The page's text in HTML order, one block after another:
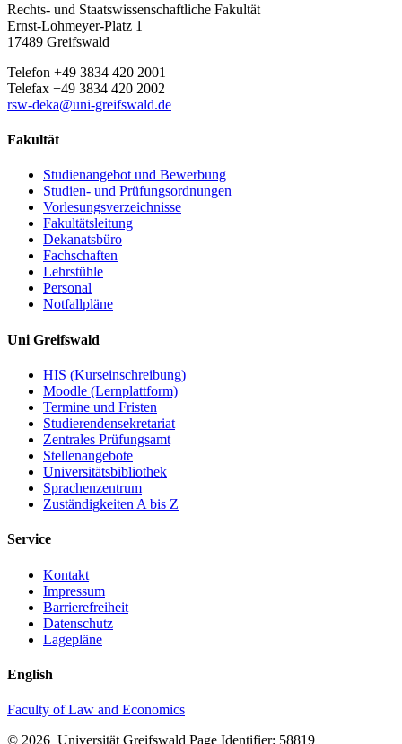
Rechts- und Staatswissenschaftliche Fakultät
Ernst-Lohmeyer-Platz 1
17489 Greifswald
Telefon +49 3834 420 2001
Telefax +49 3834 420 2002
rsw-deka@uni-greifswald.de
Fakultät
Studienangebot und Bewerbung
Studien- und Prüfungsordnungen
Vorlesungsverzeichnisse
Fakultätsleitung
Dekanatsbüro
Fachschaften
Lehrstühle
Personal
Notfallpläne
Uni Greifswald
HIS (Kurseinschreibung)
Moodle (Lernplattform)
Termine und Fristen
Studierendensekretariat
Zentrales Prüfungsamt
Stellenangebote
Universitätsbibliothek
Sprachenzentrum
Zuständigkeiten A bis Z
Service
Kontakt
Impressum
Barrierefreiheit
Datenschutz
Lagepläne
English
Faculty of Law and Economics
© 2026 Universität Greifswald Page Identifier: 58819